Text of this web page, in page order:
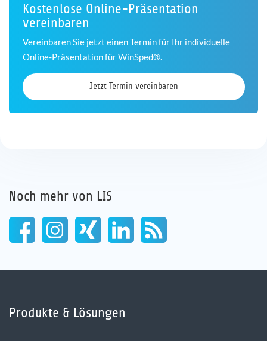
Kostenlose Online-Präsentation
vereinbaren
Vereinbaren Sie jetzt einen Termin für Ihr individuelle
Online-Präsentation für WinSped®.
Jetzt Termin vereinbaren
Noch mehr von LIS
Produkte & Lösungen